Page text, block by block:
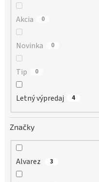
Akcia 0
Novinka 0
Tip 0
Letný výpredaj 4
Značky
Alvarez 3